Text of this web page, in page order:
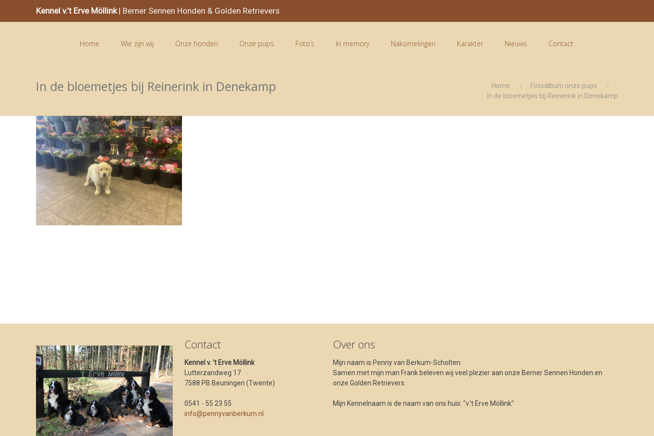
Kennel v.’t Erve Möllink| Berner Sennen Honden & Golden Retrievers
Home Wie zijn wij Onze honden Onze pups Foto’s In memory Nakomelingen Karakter Nieuws Contact
In de bloemetjes bij Reinerink in Denekamp Home
Fotoalbum onze pups
In de bloemetjes bij Reinerink in Denekamp
Contact
Kennel v. 't Erve Möllink
Lutterzandweg 17
7588 PB Beuningen (Twente)
0541 - 55 23 55
info@pennyvanberkum.nl
Over ons
Mijn naam is Penny van Berkum-Scholten.
Samen met mijn man Frank beleven wij veel plezier aan onze Berner Sennen Honden en
onze Golden Retrievers.
Mijn Kennelnaam is de naam van ons huis: "v.'t Erve Möllink"